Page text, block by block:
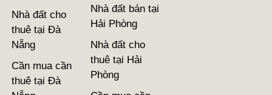
Nhà đất cho
thuê tại Đà
Nẵng
Cần mua cần
thuê tại Đà
Nhà đất bán tại
Hải Phòng
Nhà đất cho
thuê tại Hải
Phòng